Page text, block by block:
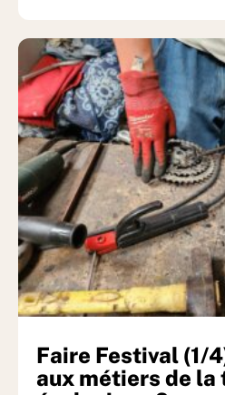
Faire Festival (1/
aux métiers de